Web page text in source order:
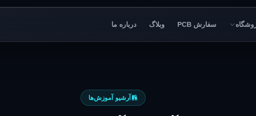
سفارش PCB وبلاگ درباره ما
آرشیو آموزش‌ها